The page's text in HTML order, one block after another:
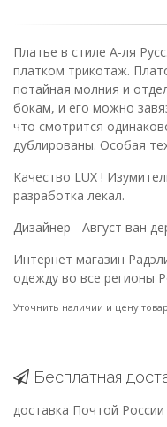
Платье в стиле А-ля
платком трикотаж.
потайная молния и
бокам, и его можно
что смотрится
дублированы. Особая
Качество LUX !
разработка лекал.
Дизайнер - Август ван
Интернет магазин
одежду во все регионы
Уточнить наличии и цену
Бесплатная
доставка Почтой